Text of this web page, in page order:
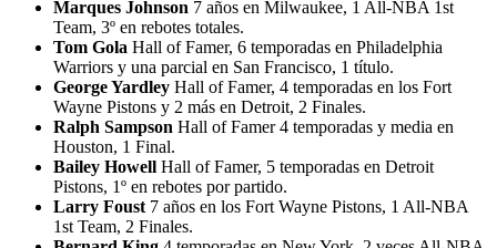
Marques Johnson 7 años en Milwaukee, 1 All-NBA 1st
Team, 3º en rebotes totales.
Tom Gola Hall of Famer, 6 temporadas en Philadelphia
Warriors y una parcial en San Francisco, 1 título.
George Yardley Hall of Famer, 4 temporadas en los Fort
Wayne Pistons y 2 más en Detroit, 2 Finales.
Ralph Sampson Hall of Famer 4 temporadas y media en
Houston, 1 Final.
Bailey Howell Hall of Famer, 5 temporadas en Detroit
Pistons, 1º en rebotes por partido.
Larry Foust 7 años en los Fort Wayne Pistons, 1 All-NBA
1st Team, 2 Finales.